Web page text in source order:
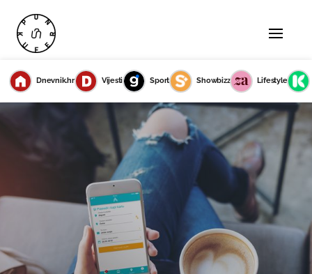
Dnevnik.hr Vijesti Sport Showbizz Lifestyle